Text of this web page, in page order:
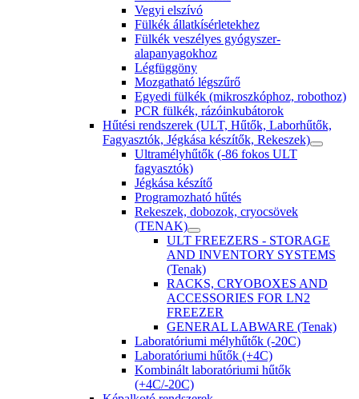
Vegyi elszívó
Fülkék állatkísérletekhez
Fülkék veszélyes gyógyszer-
alapanyagokhoz
Légfüggöny
Mozgatható légszűrő
Egyedi fülkék (mikroszkóphoz, robothoz)
PCR fülkék, rázóinkubátorok
Hűtési rendszerek (ULT, Hűtők, Laborhűtők,
Fagyasztók, Jégkása készítők, Rekeszek)
Ultramélyhűtők (-86 fokos ULT
fagyasztók)
Jégkása készítő
Programozható hűtés
Rekeszek, dobozok, cryocsövek
(TENAK)
ULT FREEZERS - STORAGE
AND INVENTORY SYSTEMS
(Tenak)
RACKS, CRYOBOXES AND
ACCESSORIES FOR LN2
FREEZER
GENERAL LABWARE (Tenak)
Laboratóriumi mélyhűtők (-20C)
Laboratóriumi hűtők (+4C)
Kombinált laboratóriumi hűtők
(+4C/-20C)